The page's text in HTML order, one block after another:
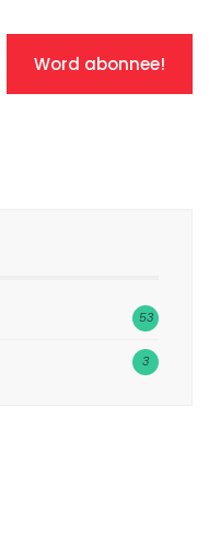
Word abonnee!
53
3